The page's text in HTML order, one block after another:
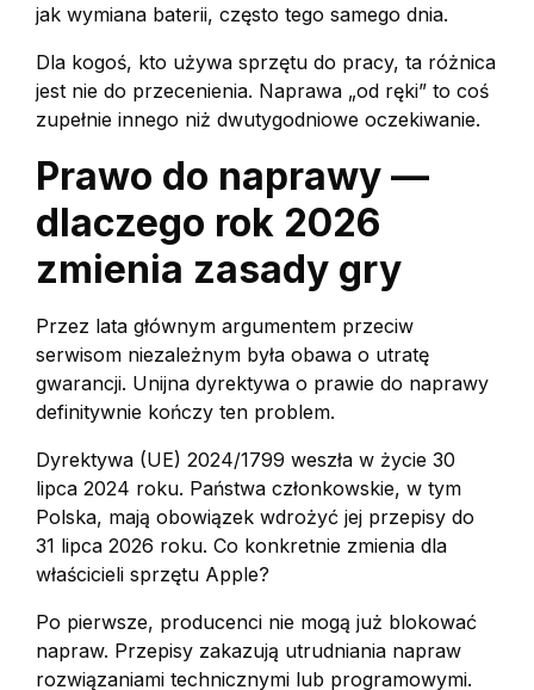
jak wymiana baterii, często tego samego dnia.
Dla kogoś, kto używa sprzętu do pracy, ta różnica
jest nie do przecenienia. Naprawa „od ręki” to coś
zupełnie innego niż dwutygodniowe oczekiwanie.
Prawo do naprawy —
dlaczego rok 2026
zmienia zasady gry
Przez lata głównym argumentem przeciw
serwisom niezależnym była obawa o utratę
gwarancji. Unijna dyrektywa o prawie do naprawy
definitywnie kończy ten problem.
Dyrektywa (UE) 2024/1799 weszła w życie 30
lipca 2024 roku. Państwa członkowskie, w tym
Polska, mają obowiązek wdrożyć jej przepisy do
31 lipca 2026 roku. Co konkretnie zmienia dla
właścicieli sprzętu Apple?
Po pierwsze, producenci nie mogą już blokować
napraw. Przepisy zakazują utrudniania napraw
rozwiązaniami technicznymi lub programowymi.